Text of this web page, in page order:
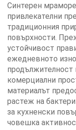
Синтерен
привлекателни
традиционния
повърхности.
устойчивост
ежедневното
продължителност
комерциални
материалът
растеж на
за кухненски
човешка